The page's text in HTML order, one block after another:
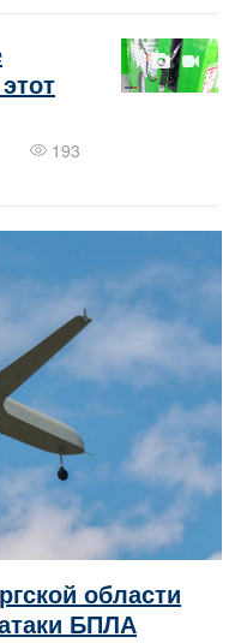
193
области
БПЛА